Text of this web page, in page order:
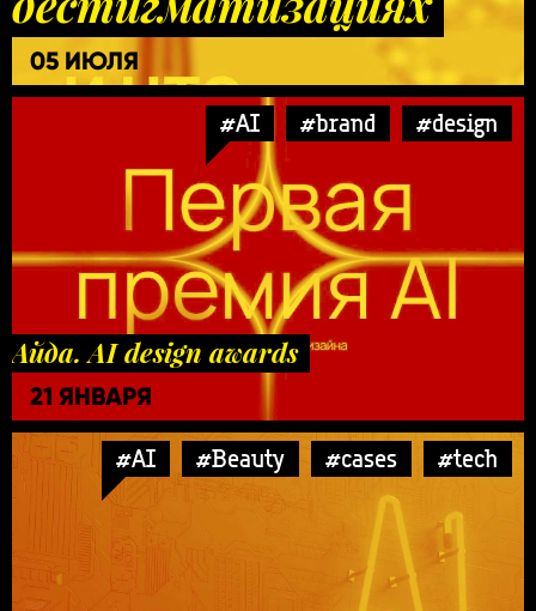
05 ИЮЛЯ
#AI #brand #design
Айда. AI design awards
21 ЯНВАРЯ
#AI #Beauty #cases #tech